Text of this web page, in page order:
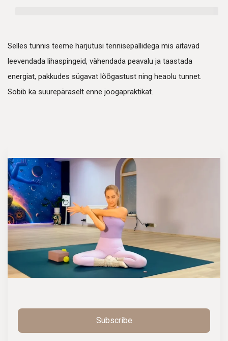
Selles tunnis teeme harjutusi tennisepallidega mis aitavad
leevendada lihaspingeid, vähendada peavalu ja taastada
energiat, pakkudes sügavat lõõgastust ning heaolu tunnet.
Sobib ka suurepäraselt enne joogapraktikat.
Subscribe